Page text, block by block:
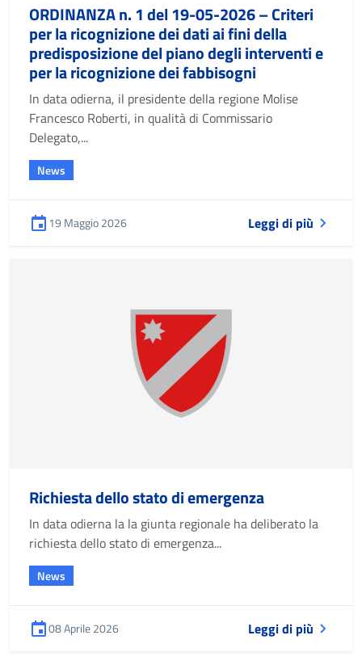
ORDINANZA n. 1 del 19-05-2026 – Criteri
per la ricognizione dei dati ai fini della
predisposizione del piano degli interventi e
per la ricognizione dei fabbisogni
In data odierna, il presidente della regione Molise
Francesco Roberti, in qualità di Commissario
Delegato,...
News
Pubblicato il
19 Maggio 2026 Leggi di più
Richiesta dello stato di emergenza
In data odierna la la giunta regionale ha deliberato la
richiesta dello stato di emergenza...
News
Pubblicato il
08 Aprile 2026 Leggi di più